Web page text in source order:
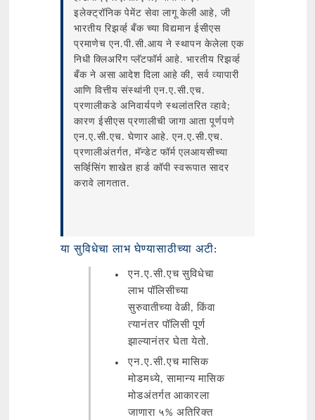
इलेक्ट्रॉनिक पेमेंट सेवा लागू केली आहे, जी
भारतीय रिझर्व्ह बँक च्या विद्यमान ईसीएस
प्रमाणेच एन.पी.सी.आय ने स्थापन केलेला एक
निधी क्लिअरिंग प्लॅटफॉर्म आहे. भारतीय रिझर्व्ह
बँक ने असा आदेश दिला आहे की, सर्व व्यापारी
आणि वित्तीय संस्थांनी एन.ए.सी.एच.
प्रणालीकडे अनिवार्यपणे स्थलांतरित व्हावे;
कारण ईसीएस प्रणालीची जागा आता पूर्णपणे
एन.ए.सी.एच. घेणार आहे. एन.ए.सी.एच.
प्रणालीअंतर्गत, मॅन्डेट फॉर्म एलआयसीच्या
सर्व्हिसिंग शाखेत हार्ड कॉपी स्वरूपात सादर
करावे लागतात.
या सुविधेचा लाभ घेण्यासाठीच्या अटी:
एन.ए.सी.एच सुविधेचा
लाभ पॉलिसीच्या
सुरुवातीच्या वेळी, किंवा
त्यानंतर पॉलिसी पूर्ण
झाल्यानंतर घेता येतो.
एन.ए.सी.एच मासिक
मोडमध्ये, सामान्य मासिक
मोडअंतर्गत आकारला
जाणारा ५% अतिरिक्त